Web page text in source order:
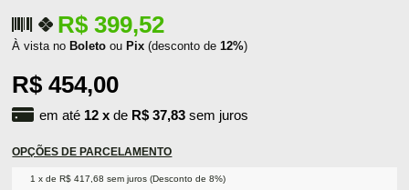
R$ 399,52
À vista noBoleto ouPix (desconto de 12%)
R$ 454,00
em até 12 x de R$ 37,83 sem juros
OPÇÕES DE PARCELAMENTO
1 x de R$ 417,68 sem juros (Desconto de 8%)